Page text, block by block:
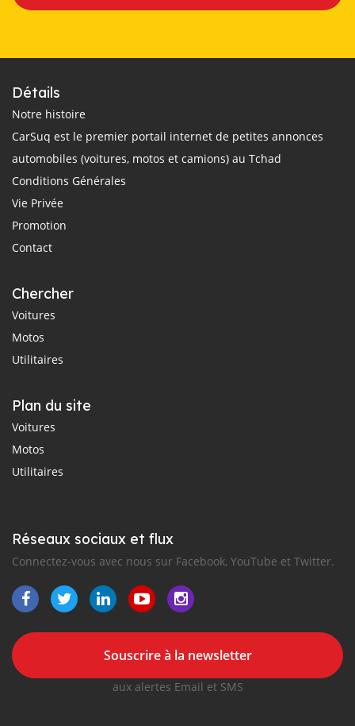
Détails
Notre histoire
CarSuq est le premier portail internet de petites annonces
automobiles (voitures, motos et camions) au Tchad
Conditions Générales
Vie Privée
Promotion
Contact
Chercher
Voitures
Motos
Utilitaires
Plan du site
Voitures
Motos
Utilitaires
Réseaux sociaux et flux
Connectez-vous avec nous sur Facebook, YouTube et Twitter.
Souscrire à la newsletter
aux alertes Email et SMS